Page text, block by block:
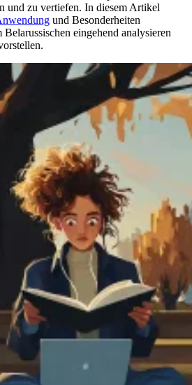
und zu vertiefen. In diesem Artikel
und Besonderheiten
eingehend analysieren